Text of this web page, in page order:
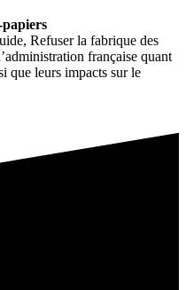
Refuser la fabrique des
française quant
que leurs impacts sur le